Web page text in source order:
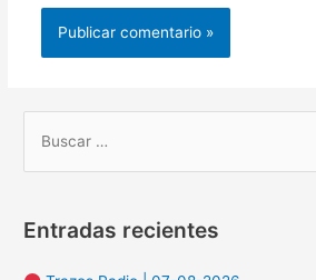
u
c
Entradas recientes